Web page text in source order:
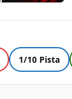
1/10 Pista